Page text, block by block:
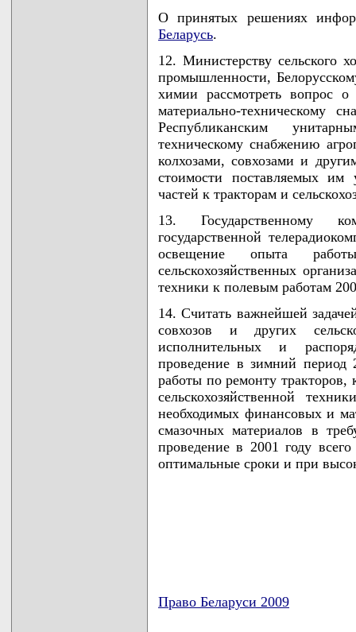
О принятых решениях
Беларусь.
12. Министерству сельского
промышленности,
химии рассмотреть вопрос
материально-техническому
Республиканским
техническому снабжению
колхозами, совхозами и
стоимости поставляемых им
частей к тракторам и
13. Государственному
государственной
освещение опыта
сельскохозяйственных
техники к полевым работам
14. Считать важнейшей
совхозов и других
исполнительных и
проведение в зимний период
работы по ремонту
сельскохозяйственной
необходимых финансовых и
смазочных материалов в
проведение в 2001 году
оптимальные сроки и при
Право Беларуси 2009